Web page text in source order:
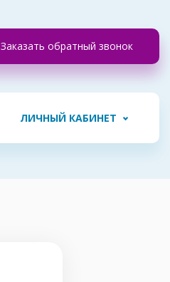
Заказать обратный звонок
ЛИЧНЫЙ КАБИНЕТ